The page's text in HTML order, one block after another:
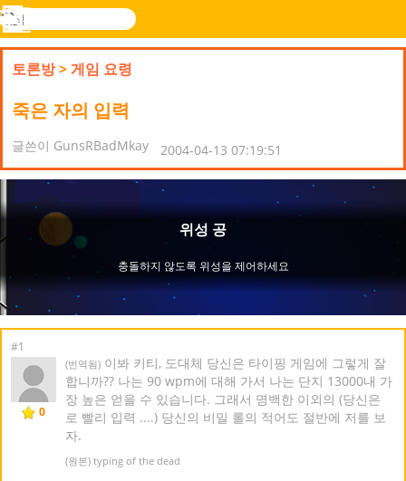
Novel
검
색
로그
메
뉴
토론방>게임 요령
죽은 자의 입력
글쓴이 GunsRBadMkay 2004-04-13 07:19:51
#1
0
(번역됨) 이봐 키티, 도대체 당신은 타이핑 게임에 그렇게 잘
합니까?? 나는 90 wpm에 대해 가서 나는 단지 13000내 가
장 높은 얻을 수 있습니다. 그래서 명백한 이외의 (당신은
로 빨리 입력 ....) 당신의 비밀 롤의 적어도 절반에 저를 보
자.
(원본) typing of the dead